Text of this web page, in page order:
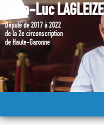
Jean-Luc LAGLEIZE
Député de 2017 à 2022
de la 2e circonscription
de Haute-Garonne